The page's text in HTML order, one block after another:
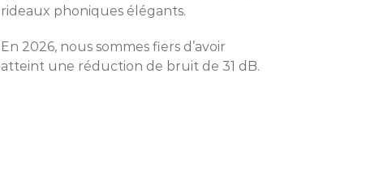
rideaux phoniques élégants.
En 2026, nous sommes fiers d’avoir
atteint une réduction de bruit de 31 dB.